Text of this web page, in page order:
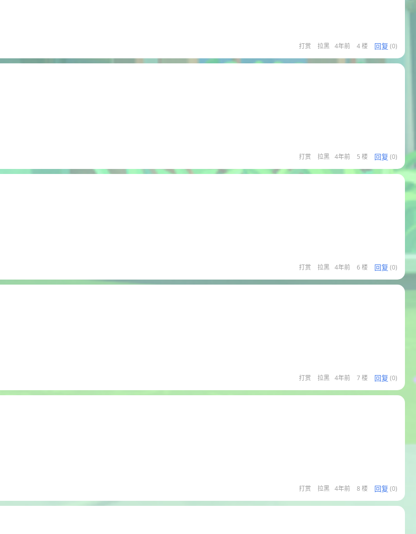
打赏 拉黑 4年前 4 楼 回复 (0)
打赏 拉黑 4年前 5 楼 回复 (0)
打赏 拉黑 4年前 6 楼 回复 (0)
打赏 拉黑 4年前 7 楼 回复 (0)
打赏 拉黑 4年前 8 楼 回复 (0)